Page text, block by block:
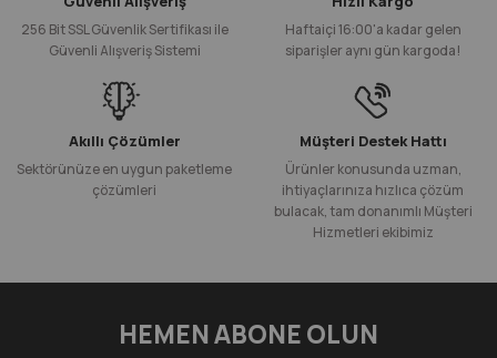
256 Bit SSL Güvenlik Sertifikası ile
Güvenli Alışveriş Sistemi
Haftaiçi 16:00'a kadar gelen
siparişler aynı gün kargoda!
Akıllı Çözümler
Sektörünüze en uygun paketleme
çözümleri
Müşteri Destek Hattı
Ürünler konusunda uzman,
ihtiyaçlarınıza hızlıca çözüm
bulacak, tam donanımlı Müşteri
Hizmetleri ekibimiz
HEMEN ABONE OLUN